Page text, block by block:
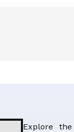
Explore